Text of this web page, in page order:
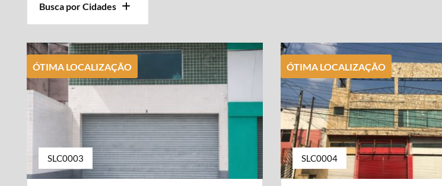
Busca por Cidades
ÓTIMA LOCALIZAÇÃO
SLC0003
ÓTIMA LOCALIZAÇÃO
SLC0004